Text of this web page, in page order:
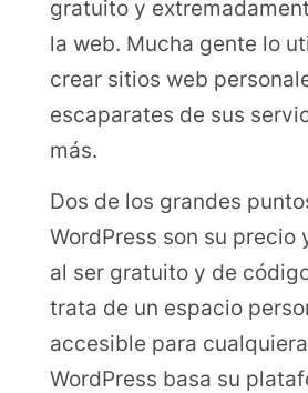
gratuito y
la web. Mucha gente lo
crear sitios web
escaparates de sus
más.
Dos de los grandes
WordPress son su precio
al ser gratuito y de
trata de un espacio
accesible para
WordPress basa su